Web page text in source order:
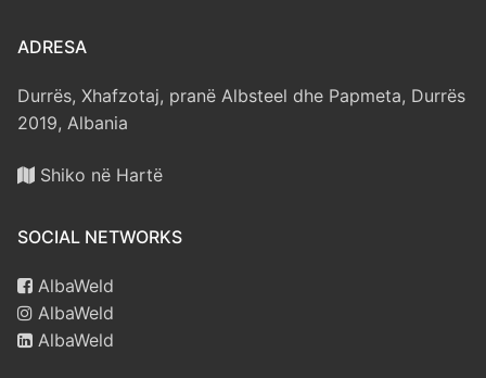
ADRESA
Durrës, Xhafzotaj, pranë Albsteel dhe Papmeta, Durrës
2019, Albania
Shiko në Hartë
SOCIAL NETWORKS
AlbaWeld
AlbaWeld
AlbaWeld